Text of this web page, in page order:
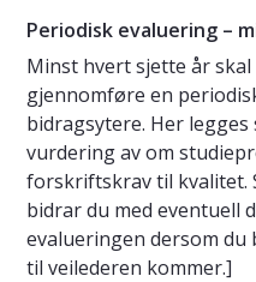
Periodisk evaluering –
Minst hvert sjette år
gjennomføre en
bidragsytere. Her
vurdering av om
forskriftskrav til kvalitet.
bidrar du med eventuell
evalueringen dersom
til veilederen kommer.]